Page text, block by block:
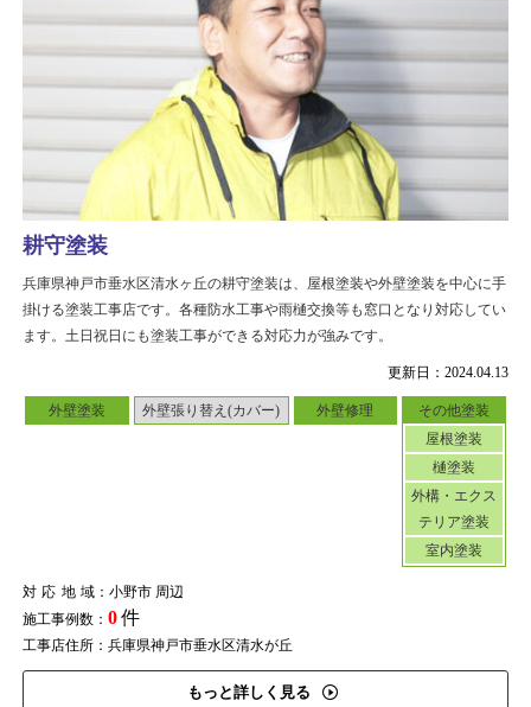
更新日：2024.04.13
外壁塗装 外壁張り替え(カバー) 外壁修理
その他塗装
屋根塗装
樋塗装
外構・エクス
テリア塗装
室内塗装
対応地域：小野市 周辺
施工事例数： 0件
工事店住所：兵庫県神戸市垂水区清水が丘
もっと詳しく見る
耕守塗装
兵庫県神戸市垂水区清水ヶ丘の耕守塗装は、屋根塗装や外壁塗装を中心に手
掛ける塗装工事店です。各種防水工事や雨樋交換等も窓口となり対応してい
ます。土日祝日にも塗装工事ができる対応力が強みです。